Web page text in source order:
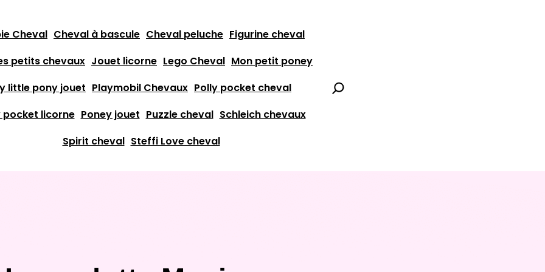
Cheval Cheval à bascule Cheval peluche Figurine cheval
petits chevaux Jouet licorne Lego Cheval Mon petit poney
little pony jouet Playmobil Chevaux Polly pocket cheval
pocket licorne Poney jouet Puzzle cheval Schleich chevaux
Spirit cheval Steffi Love cheval
Search